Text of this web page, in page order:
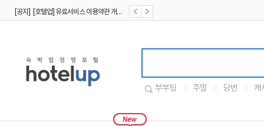
부부팀 주말 당번 캐